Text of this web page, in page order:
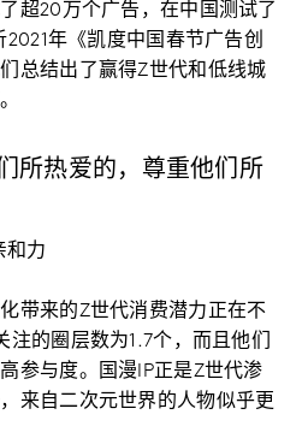
超20万个广告，在中国测试了
年《凯度中国春节广告创
总结出了赢得Z世代和低线城
所热爱的，尊重他们所
力
带来的Z世代消费潜力正在不
的圈层数为1.7个，而且他们
参与度。国漫IP正是Z世代渗
来自二次元世界的人物似乎更